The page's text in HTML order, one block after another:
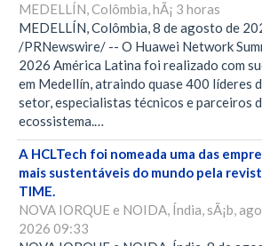
MEDELLÍN, Colômbia, hÃ¡ 3 horas
MEDELLÍN, Colômbia, 8 de agosto de
/PRNewswire/ -- O Huawei Network
2026 América Latina foi realizado com
em Medellín, atraindo quase 400 líderes
setor, especialistas técnicos e parceiros
ecossistema.…
A HCLTech foi nomeada uma das
mais sustentáveis do mundo pela
TIME.
NOVA IORQUE e NOIDA, Índia, sÃ¡b,
2026 09:33